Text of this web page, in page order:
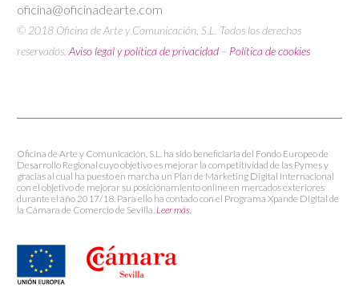
oficina@oficinadearte.com
© 2018 Oficina de Arte y Comunicación, S.L. Todos los derechos
reservados. Aviso legal y política de privacidad – Política de cookies
Oficina de Arte y Comunicación, S.L. ha sido beneficiaria del Fondo Europeo de
Desarrollo Regional cuyo objetivo es mejorar la competitividad de las Pymes y
gracias al cual ha puesto en marcha un Plan de Marketing Digital Internacional
con el objetivo de mejorar su posicionamiento online en mercados exteriores
durante el año 2017/18. Para ello ha contado con el Programa Xpande Digital de
la Cámara de Comercio de Sevilla.Leer más.